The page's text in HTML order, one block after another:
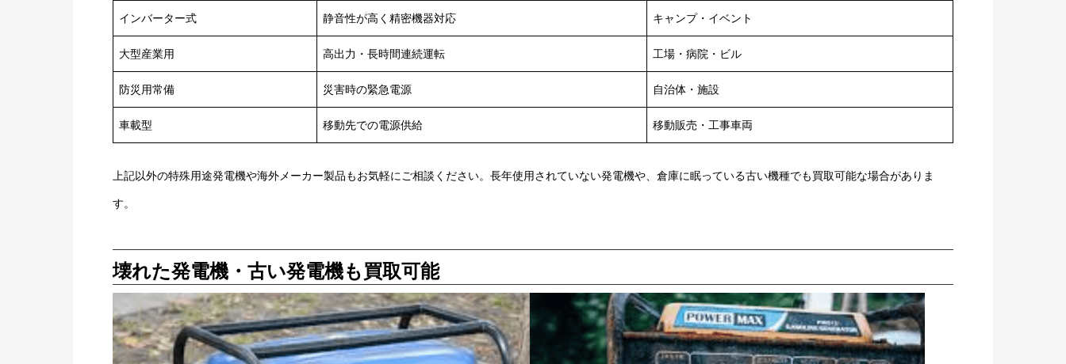
インバーター式 静音性が高く精密機器対応 キャンプ・イベント
大型産業用 高出力・長時間連続運転 工場・病院・ビル
防災用常備 災害時の緊急電源 自治体・施設
車載型 移動先での電源供給 移動販売・工事車両
上記以外の特殊用途発電機や海外メーカー製品もお気軽にご相談ください。長年使用されていない発電機や、倉庫に眠っている古い機種でも買取可能な場合がありま
す。
壊れた発電機・古い発電機も買取可能